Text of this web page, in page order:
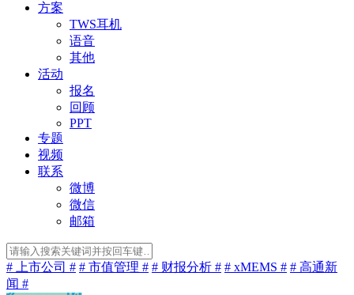
方案
TWS耳机
语音
其他
活动
报名
回顾
PPT
专题
视频
联系
微博
微信
邮箱
# 上市公司 # # 市值管理 # # 财报分析 # # xMEMS # # 高通新
闻 #